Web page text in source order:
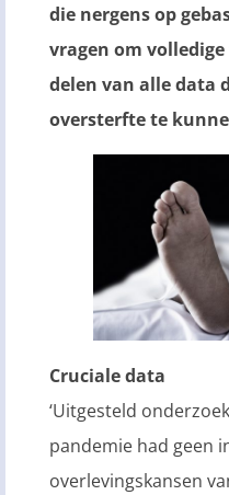
die nergens op
vragen om
delen van alle data
oversterfte te
Cruciale data
‘Uitgesteld
pandemie had geen
overlevingskansen